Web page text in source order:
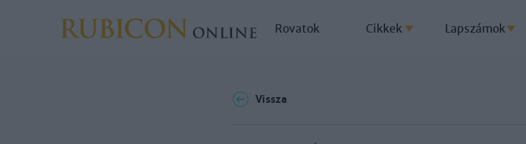
Rovatok Cikkek Lapszámok
Vissza